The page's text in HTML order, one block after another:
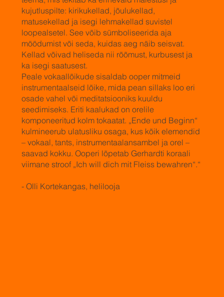
kujutluspilte: kirikukellad, jõulukellad,
matusekellad ja isegi lehmakellad suvistel
loopealsetel. See võib sümboliseerida aja
möödumist või seda, kuidas aeg näib seisvat.
Kellad võivad heliseda nii rõõmust, kurbusest ja
ka isegi saatusest.
Peale vokaallõikude sisaldab ooper mitmeid
instrumentaalseid lõike, mida pean sillaks loo eri
osade vahel või meditatsiooniks kuuldu
seedimiseks. Eriti kaalukad on orelile
komponeeritud kolm tokaatat. „Ende und Beginn“
kulmineerub ulatusliku osaga, kus kõik elemendid
– vokaal, tants, instrumentaalansambel ja orel –
saavad kokku. Ooperi lõpetab Gerhardti koraali
viimane stroof „Ich will dich mit Fleiss bewahren“.“
- Olli Kortekangas, helilooja